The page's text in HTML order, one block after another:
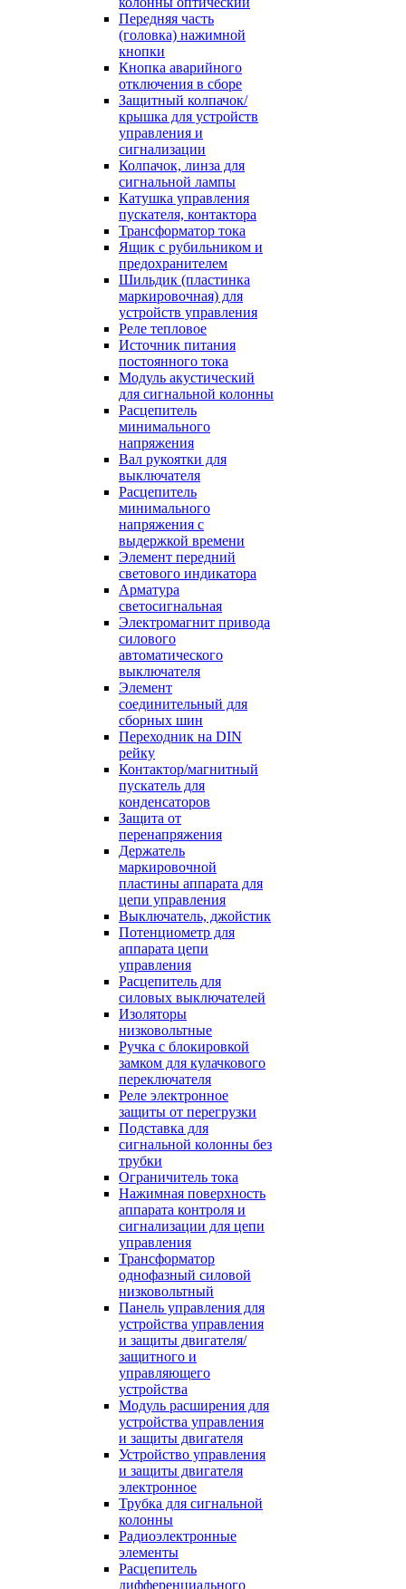
Передняя часть
(головка) нажимной
кнопки
Кнопка аварийного
отключения в сборе
Защитный колпачок/
крышка для устройств
управления и
сигнализации
Колпачок, линза для
сигнальной лампы
Катушка управления
пускателя, контактора
Трансформатор тока
Ящик с рубильником и
предохранителем
Шильдик (пластинка
маркировочная) для
устройств управления
Реле тепловое
Источник питания
постоянного тока
Модуль акустический
для сигнальной колонны
Расцепитель
минимального
напряжения
Вал рукоятки для
выключателя
Расцепитель
минимального
напряжения с
выдержкой времени
Элемент передний
светового индикатора
Арматура
светосигнальная
Электромагнит привода
силового
автоматического
выключателя
Элемент
соединительный для
сборных шин
Переходник на DIN
рейку
Контактор/магнитный
пускатель для
конденсаторов
Защита от
перенапряжения
Держатель
маркировочной
пластины аппарата для
цепи управления
Выключатель, джойстик
Потенциометр для
аппарата цепи
управления
Расцепитель для
силовых выключателей
Изоляторы
низковольтные
Ручка с блокировкой
замком для кулачкового
переключателя
Реле электронное
защиты от перегрузки
Подставка для
сигнальной колонны без
трубки
Ограничитель тока
Нажимная поверхность
аппарата контроля и
сигнализации для цепи
управления
Трансформатор
однофазный силовой
низковольтный
Панель управления для
устройства управления
и защиты двигателя/
защитного и
управляющего
устройства
Модуль расширения для
устройства управления
и защиты двигателя
Устройство управления
и защиты двигателя
электронное
Трубка для сигнальной
колонны
Радиоэлектронные
элементы
Расцепитель
дифференциального